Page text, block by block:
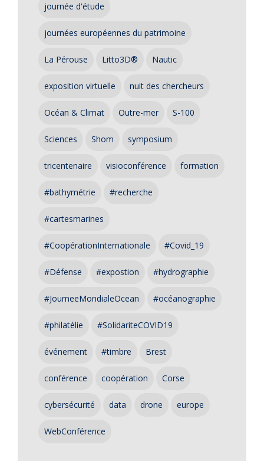
journée d'étude
journées européennes du patrimoine
La Pérouse Litto3D® Nautic
exposition virtuelle nuit des chercheurs
Océan & Climat Outre-mer S-100
Sciences Shom symposium
tricentenaire visioconférence formation
#bathymétrie #recherche
#cartesmarines
#CoopérationInternationale #Covid_19
#Défense #expostion #hydrographie
#JourneeMondialeOcean #océanographie
#philatélie #SolidariteCOVID19
événement #timbre Brest
conférence coopération Corse
cybersécurité data drone europe
WebConférence